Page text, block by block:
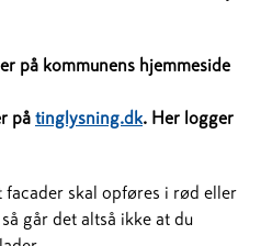
på kommunens hjemmeside
på tinglysning.dk. Her logger
facader skal opføres i rød eller
går det altså ikke at du